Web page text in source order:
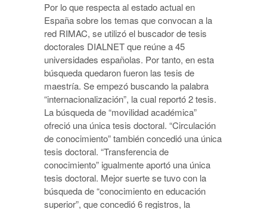
Por lo que respecta al estado actual en
España sobre los temas que convocan a la
red RIMAC, se utilizó el buscador de tesis
doctorales DIALNET que reúne a 45
universidades españolas. Por tanto, en esta
búsqueda quedaron fueron las tesis de
maestría. Se empezó buscando la palabra
“internacionalización”, la cual reportó 2 tesis.
La búsqueda de “movilidad académica”
ofreció una única tesis doctoral. “Circulación
de conocimiento” también concedió una única
tesis doctoral. “Transferencia de
conocimiento” igualmente aportó una única
tesis doctoral. Mejor suerte se tuvo con la
búsqueda de “conocimiento en educación
superior”, que concedió 6 registros, la